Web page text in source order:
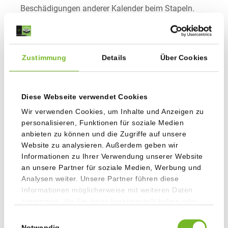
Zustimmung Details Über Cookies
Diese Webseite verwendet Cookies
Wir verwenden Cookies, um Inhalte und Anzeigen zu
personalisieren, Funktionen für soziale Medien
anbieten zu können und die Zugriffe auf unsere
Website zu analysieren. Außerdem geben wir
Informationen zu Ihrer Verwendung unserer Website
an unsere Partner für soziale Medien, Werbung und
Analysen weiter. Unsere Partner führen diese
Informationen möglicherweise mit weiteren Daten
gesammelt haben.
Beschädigungen anderer Kalender beim Stapeln.
Hier finden Sie eine Standvorlage mit wichtigen
Informationen zum Anlegen der Daten.
Standvorlage 360° Fälzel